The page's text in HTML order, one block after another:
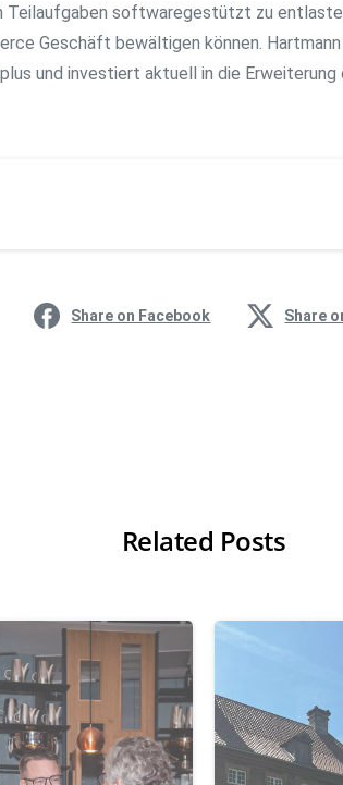
Teilaufgaben softwaregestützt zu
Geschäft bewältigen können.
und investiert aktuell in die
Share on Facebook Share
Related Posts